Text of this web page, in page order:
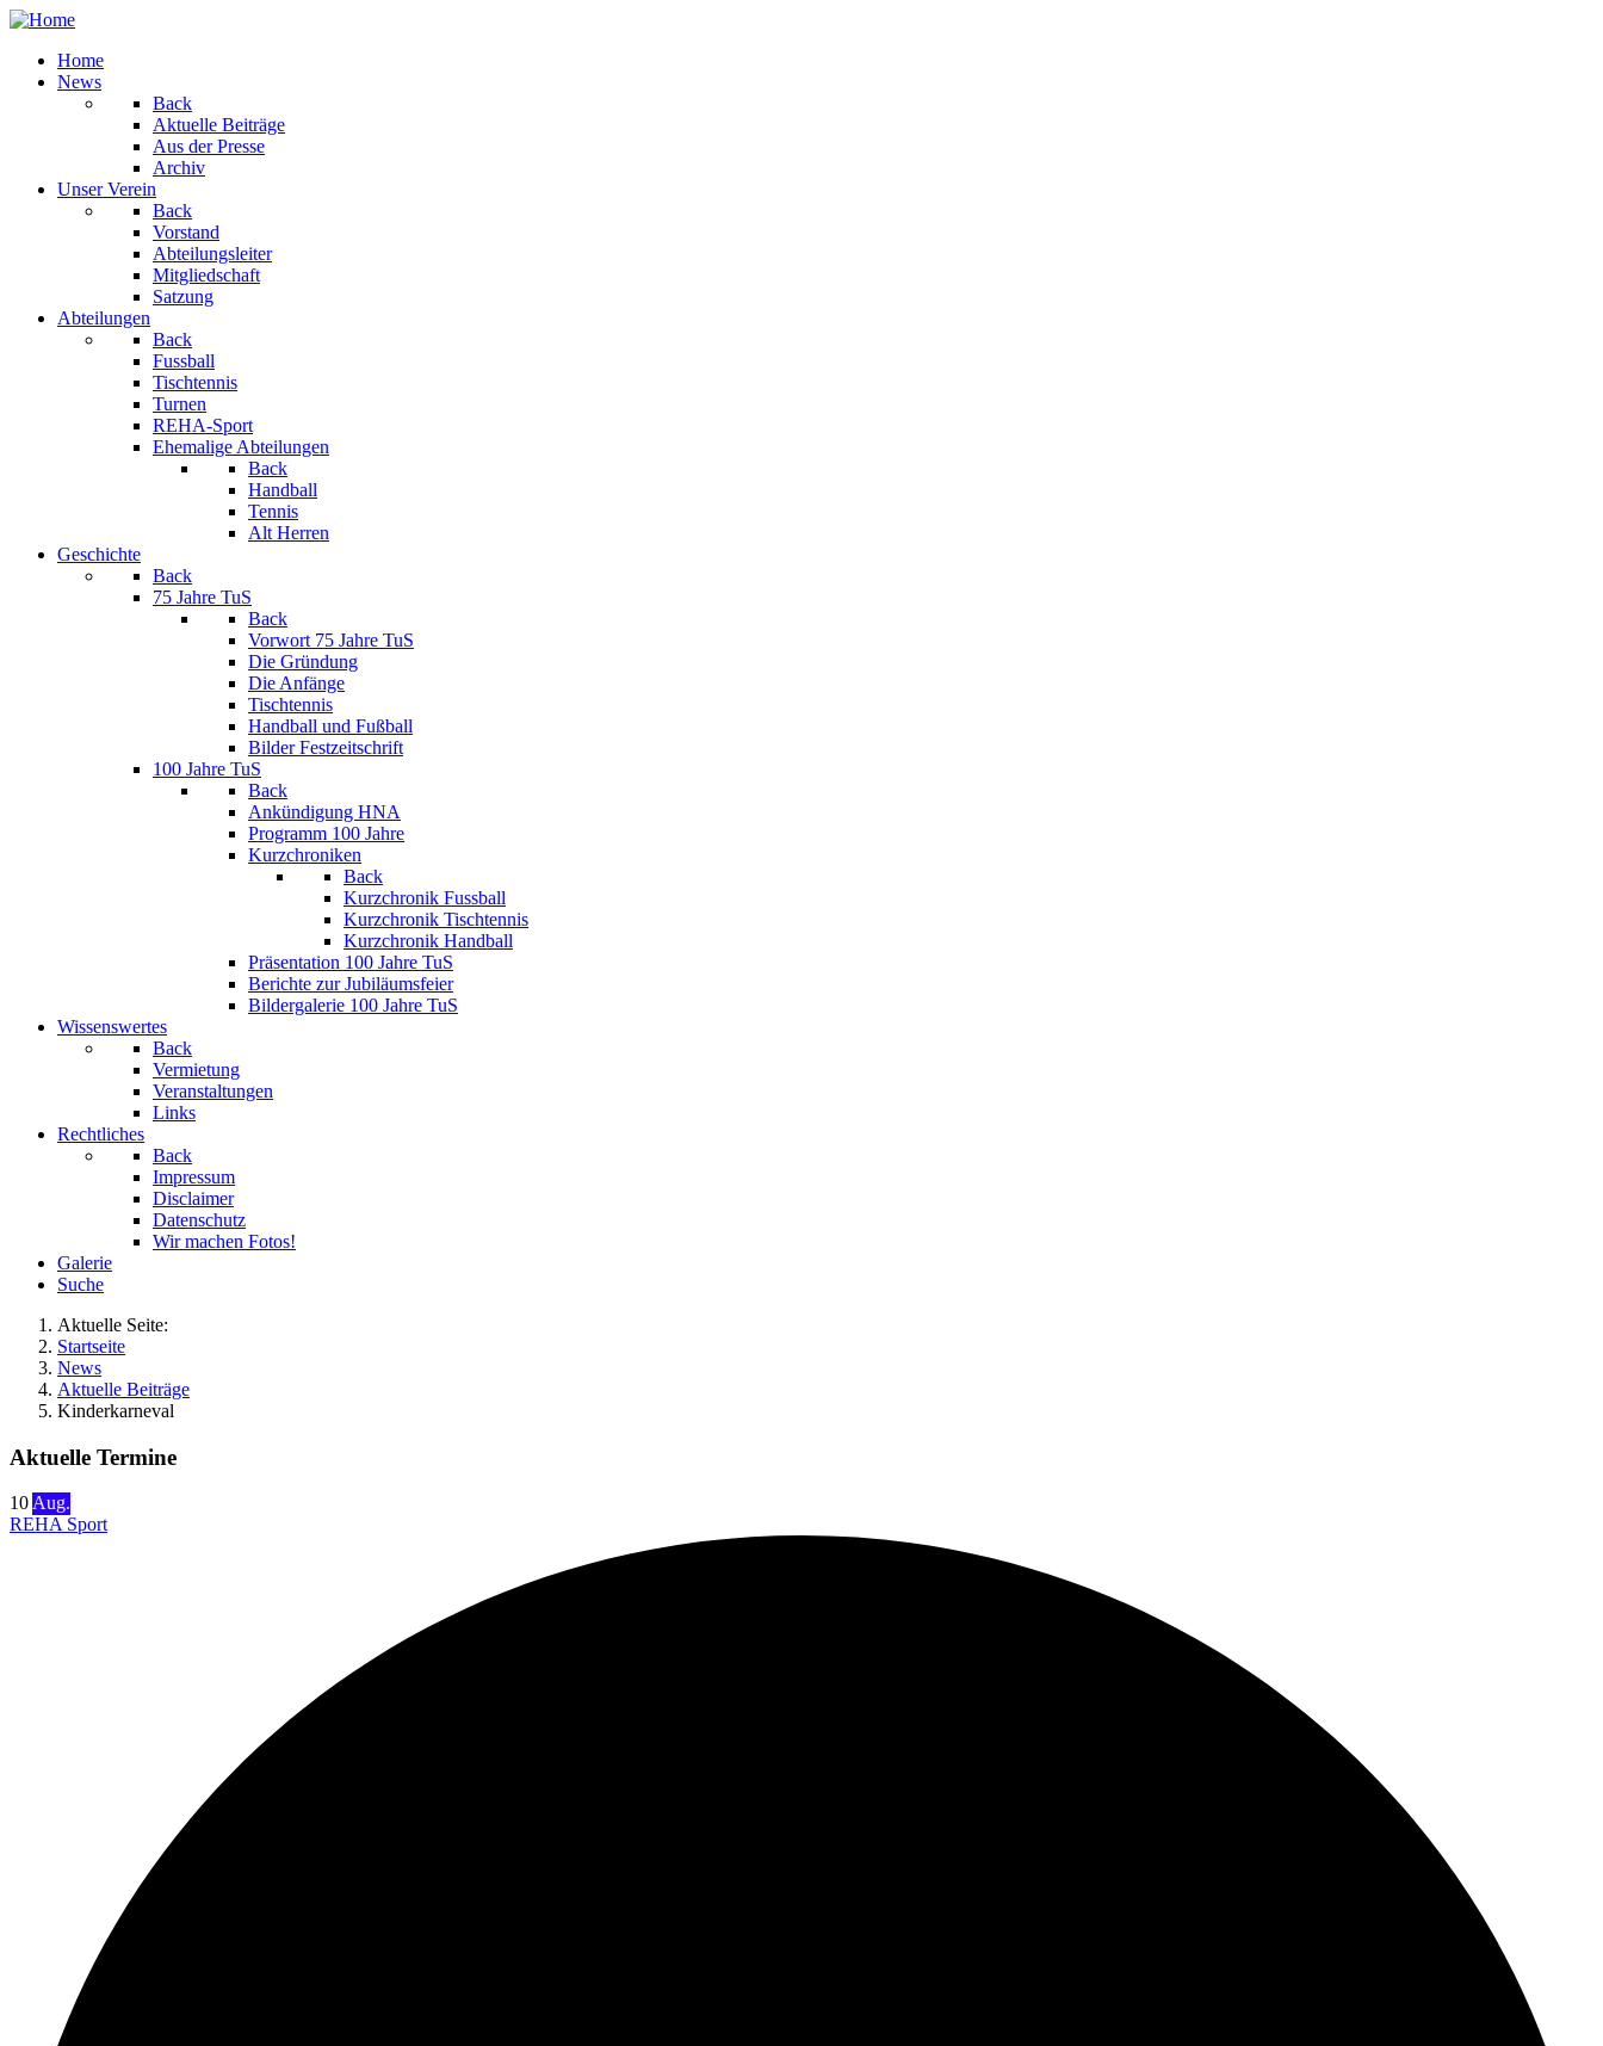
Home
News
Back
Aktuelle Beiträge
Aus der Presse
Archiv
Unser Verein
Back
Vorstand
Abteilungsleiter
Mitgliedschaft
Satzung
Abteilungen
Back
Fussball
Tischtennis
Turnen
REHA-Sport
Ehemalige Abteilungen
Back
Handball
Tennis
Alt Herren
Geschichte
Back
75 Jahre TuS
Back
Vorwort 75 Jahre TuS
Die Gründung
Die Anfänge
Tischtennis
Handball und Fußball
Bilder Festzeitschrift
100 Jahre TuS
Back
Ankündigung HNA
Programm 100 Jahre
Kurzchroniken
Back
Kurzchronik Fussball
Kurzchronik Tischtennis
Kurzchronik Handball
Präsentation 100 Jahre TuS
Berichte zur Jubiläumsfeier
Bildergalerie 100 Jahre TuS
Wissenswertes
Back
Vermietung
Veranstaltungen
Links
Rechtliches
Back
Impressum
Disclaimer
Datenschutz
Wir machen Fotos!
Galerie
Suche
Aktuelle Seite:
Startseite
News
Aktuelle Beiträge
Kinderkarneval
Aktuelle Termine
10Aug.
REHA Sport